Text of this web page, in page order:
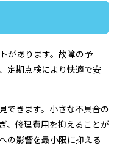
があります。故障の予
定期点検により快適で安
できます。小さな不具合の
、修理費用を抑えることが
の影響を最小限に抑える